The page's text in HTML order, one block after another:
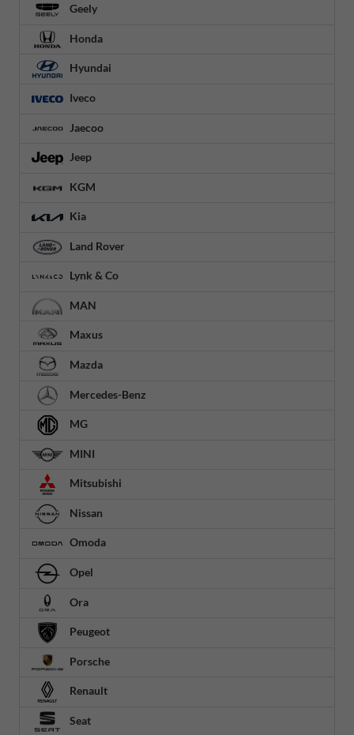
Geely
Honda
Hyundai
Iveco
Jaecoo
Jeep
KGM
Kia
Land Rover
Lynk & Co
MAN
Maxus
Mazda
Mercedes-Benz
MG
MINI
Mitsubishi
Nissan
Omoda
Opel
Ora
Peugeot
Porsche
Renault
Seat